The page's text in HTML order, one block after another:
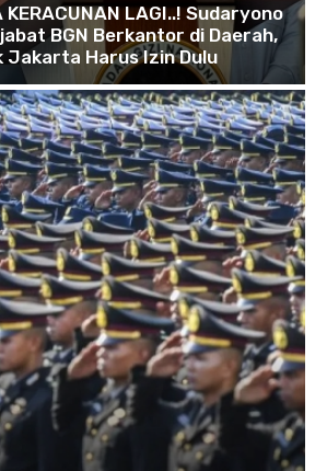
LAGI..! Sudaryono
BGN Berkantor di Daerah,
Jakarta Harus Izin Dulu